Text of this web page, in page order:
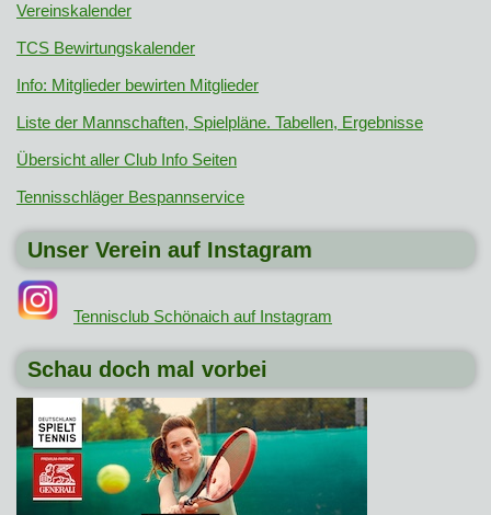
Vereinskalender
TCS Bewirtungskalender
Info: Mitglieder bewirten Mitglieder
Liste der Mannschaften, Spielpläne. Tabellen, Ergebnisse
Übersicht aller Club Info Seiten
Tennisschläger Bespannservice
Unser Verein auf Instagram
Tennisclub Schönaich auf Instagram
Schau doch mal vorbei